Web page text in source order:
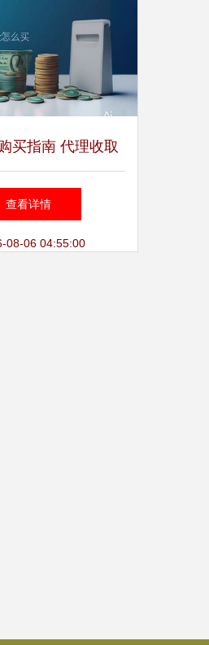
买指南 代理收取
流程与注意事项
查看详情
08-06 04:55:00